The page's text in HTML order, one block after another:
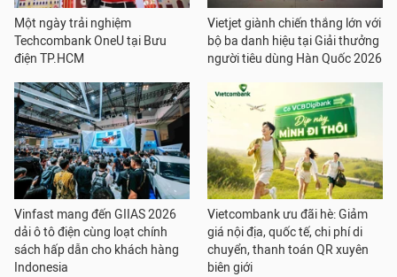
Một ngày trải nghiệm
Techcombank OneU tại Bưu
điện TP.HCM
Vietjet giành chiến thắng lớn với
bộ ba danh hiệu tại Giải thưởng
người tiêu dùng Hàn Quốc 2026
Vinfast mang đến GIIAS 2026
dải ô tô điện cùng loạt chính
sách hấp dẫn cho khách hàng
Indonesia
Vietcombank ưu đãi hè: Giảm
giá nội địa, quốc tế, chi phí di
chuyển, thanh toán QR xuyên
biên giới